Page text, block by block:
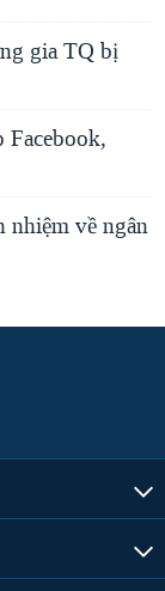
gia TQ bị
Facebook,
nhiệm về ngân